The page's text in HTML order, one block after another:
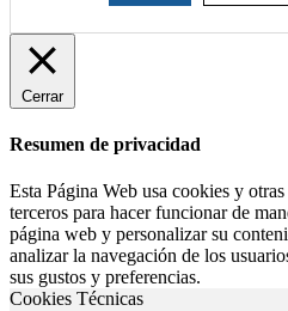
Cerrar
Resumen de privacidad
Esta Página Web usa cookies y
terceros para hacer funcionar de
página web y personalizar su
analizar la navegación de los
sus gustos y preferencias.
Cookies Técnicas